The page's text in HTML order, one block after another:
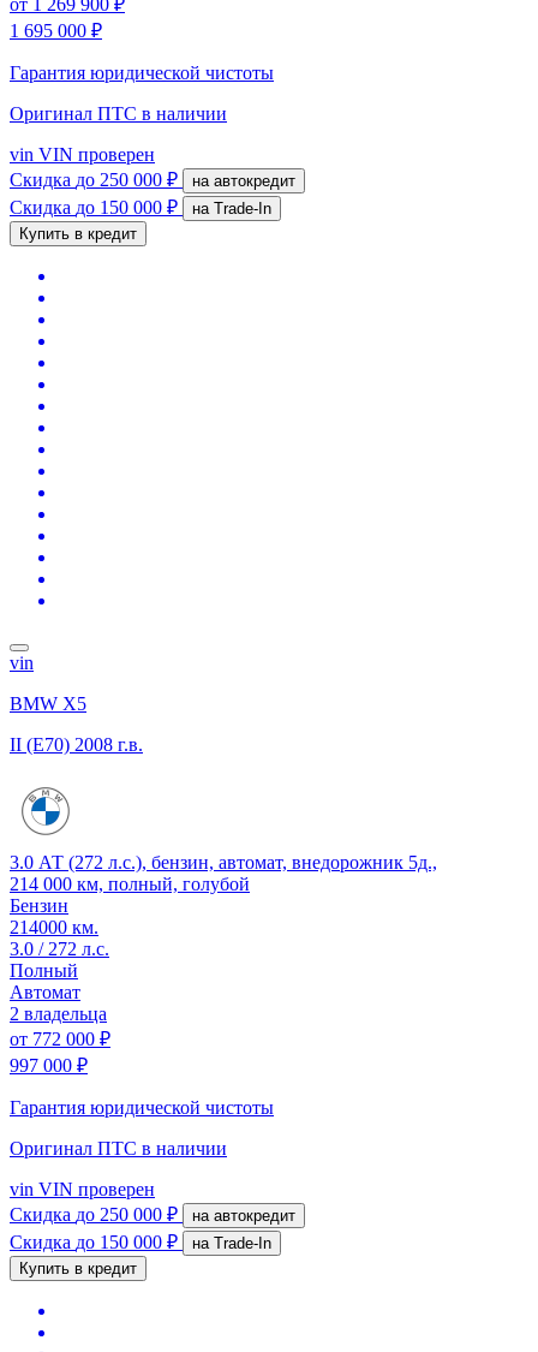
1 695 000 ₽
Гарантия юридической чистоты
Оригинал ПТС в наличии
vin VIN проверен
Скидка до 250 000 ₽ на автокредит
Скидка до 150 000 ₽
на Trade-In
Купить в кредит
vin
BMW X5
II (E70) 2008 г.в.
3.0 АТ (272 л.с.), бензин, автомат, внедорожник 5д.,
214 000 км, полный, голубой
Бензин
214000 км.
3.0 / 272 л.с.
Полный
Автомат
2 владельца
от 772 000 ₽
997 000 ₽
Гарантия юридической чистоты
Оригинал ПТС в наличии
vin VIN проверен
Скидка до 250 000 ₽ на автокредит
Скидка до 150 000 ₽
на Trade-In
Купить в кредит